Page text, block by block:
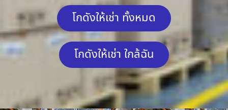
โกดังให้เช่า ทั้งหมด
โกดังให้เช่า ใกล้ฉัน